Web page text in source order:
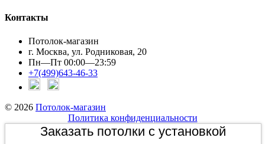
Контакты
Потолок-магазин
г. Москва, ул. Родниковая, 20
Пн—Пт 00:00—23:59
+7(499)643-46-33
© 2026 Потолок-магазин
Политика конфиденциальности
Заказать потолки с установкой